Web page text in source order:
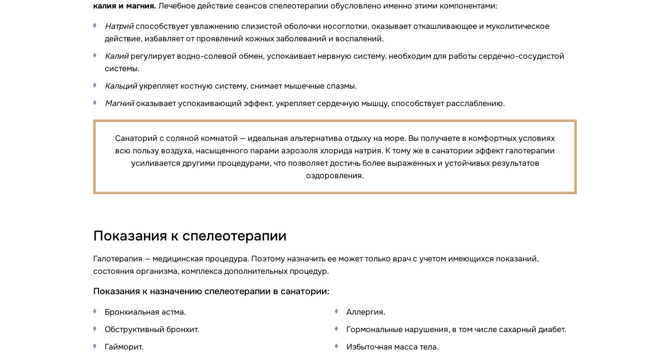
калия и магния. Лечебное действие сеансов спелеотерапии обусловлено именно этими компонентами:
Натрийспособствует увлажнению слизистой оболочки носоглотки, оказывает откашливающее и муколитическое
действие, избавляет от проявлений кожных заболеваний и воспалений.
Калийрегулирует водно-солевой обмен, успокаивает нервную систему. необходим для работы сердечно-сосудистой
системы.
Кальцийукрепляет костную систему, снимает мышечные спазмы.
Магнийоказывает успокаивающий эффект, укрепляет сердечную мышцу, способствует расслаблению.
Санаторий с соляной комнатой — идеальная альтернатива отдыху на море. Вы получаете в комфортных условиях
всю пользу воздуха, насыщенного парами аэрозоля хлорида натрия. К тому же в санатории эффект галотерапии
усиливается другими процедурами, что позволяет достичь более выраженных и устойчивых результатов
оздоровления.
Показания к спелеотерапии
Галотерапия — медицинская процедура. Поэтому назначить ее может только врач с учетом имеющихся показаний,
состояния организма, комплекса дополнительных процедур.
Показания к назначению спелеотерапии в санатории:
Бронхиальная астма.
Обструктивный бронхит.
Гайморит.
Аллергия.
Гормональные нарушения, в том числе сахарный диабет.
Избыточная масса тела.